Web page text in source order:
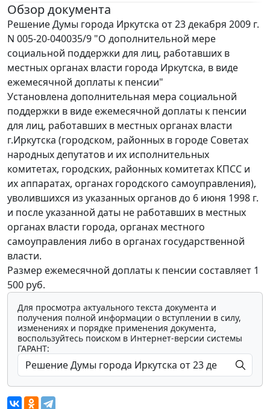
Обзор документа
Решение Думы города Иркутска от 23 декабря 2009 г.
N 005-20-040035/9 "О дополнительной мере
социальной поддержки для лиц, работавших в
местных органах власти города Иркутска, в виде
ежемесячной доплаты к пенсии"
Установлена дополнительная мера социальной
поддержки в виде ежемесячной доплаты к пенсии
для лиц, работавших в местных органах власти
г.Иркутска (городском, районных в городе Советах
народных депутатов и их исполнительных
комитетах, городских, районных комитетах КПСС и
их аппаратах, органах городского самоуправления),
уволившихся из указанных органов до 6 июня 1998 г.
и после указанной даты не работавших в местных
органах власти города, органах местного
самоуправления либо в органах государственной
власти.
Размер ежемесячной доплаты к пенсии составляет 1
500 руб.
Для просмотра актуального текста документа и
получения полной информации о вступлении в силу,
изменениях и порядке применения документа,
воспользуйтесь поиском в Интернет-версии системы
ГАРАНТ: